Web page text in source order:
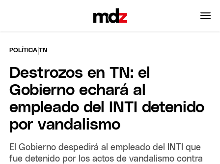
POLÍTICA |TN
Destrozos en TN: el
Gobierno echará al
empleado del INTI detenido
por vandalismo
El Gobierno despedirá al empleado del INTI que
fue detenido por los actos de vandalismo contra